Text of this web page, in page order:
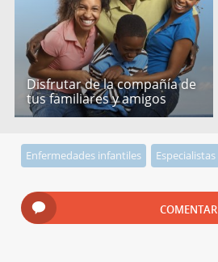
Disfrutar de la compañía de
tus familiares y amigos
Enfermedades infantiles Especialistas
COMENTAR